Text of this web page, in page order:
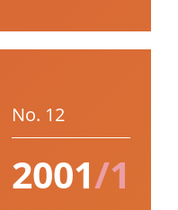
No. 12
2001/1